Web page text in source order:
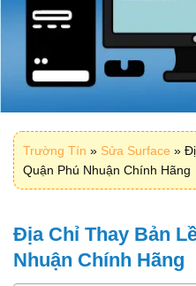
Trường Tín » Sửa Surface »
Quận Phú Nhuận Chính Hãng
Địa Chỉ Thay Bản
Nhuận Chính Hãng